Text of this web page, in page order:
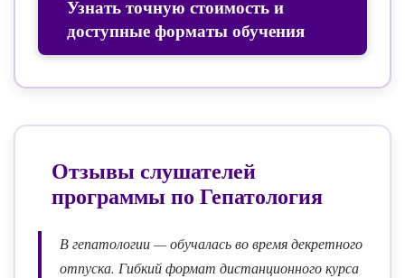
Узнать точную стоимость и
доступные форматы обучения
Отзывы слушателей
программы по Гепатология
В гепатологии — обучалась во время декретного
отпуска. Гибкий формат дистанционного курса